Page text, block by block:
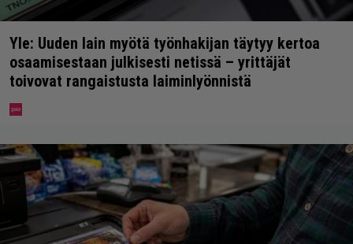
Yle: Uuden lain myötä työnhakijan täytyy kertoa
osaamisestaan julkisesti netissä – yrittäjät
toivovat rangaistusta laiminlyönnistä